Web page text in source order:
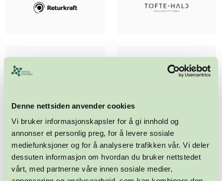
Denne nettsiden anvender cookies
Vi bruker informasjonskapsler for å gi innhold og
annonser et personlig preg, for å levere sosiale
mediefunksjoner og for å analysere trafikken vår. Vi deler
dessuten informasjon om hvordan du bruker nettstedet
vårt, med partnerne våre innen sosiale medier,